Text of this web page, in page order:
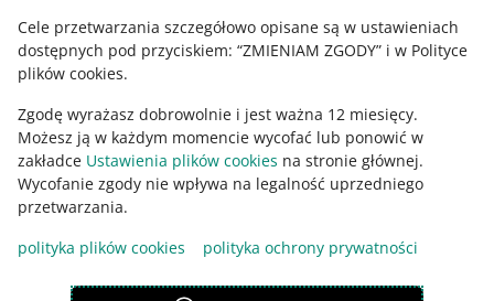
Cele przetwarzania szczegółowo opisane są w ustawieniach
dostępnych pod przyciskiem: “ZMIENIAM ZGODY” i w Polityce
plików cookies.
Zgodę wyrażasz dobrowolnie i jest ważna 12 miesięcy.
Możesz ją w każdym momencie wycofać lub ponowić w
zakładce Ustawienia plików cookies na stronie głównej.
Wycofanie zgody nie wpływa na legalność uprzedniego
przetwarzania.
polityka plików cookies
polityka ochrony prywatności
Ta strona jest też dostępna w innych językach
wygląd: